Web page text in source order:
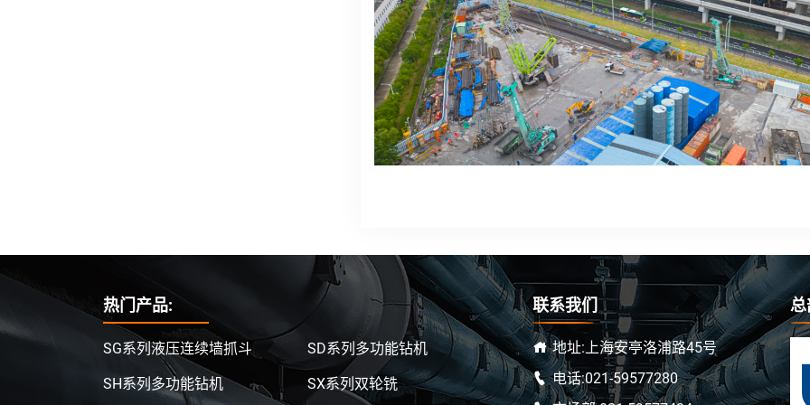
热门产品:
SG系列液压连续墙抓斗 SD系列多功能钻机
SH系列多功能钻机 SX系列双轮铣
联系我们
地址:上海安亭洛浦路45号
电话:021-59577280
总